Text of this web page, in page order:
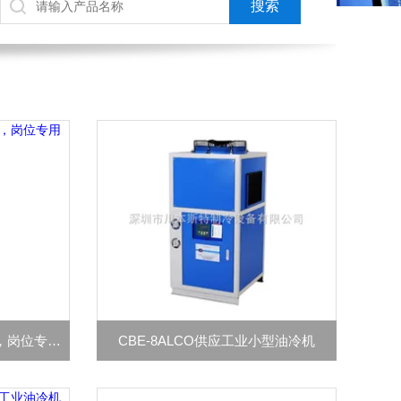
CBE-6AF小型实验室冷风机，岗位专用冷气机 CBE-8ALCO供应工业小型油冷机